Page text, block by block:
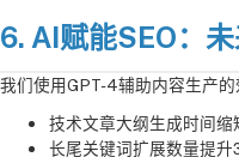
6. AI赋能SEO：
我们使用GPT-4辅助内容生产的
技术文章大纲生成时间缩
长尾关键词扩展数量提升